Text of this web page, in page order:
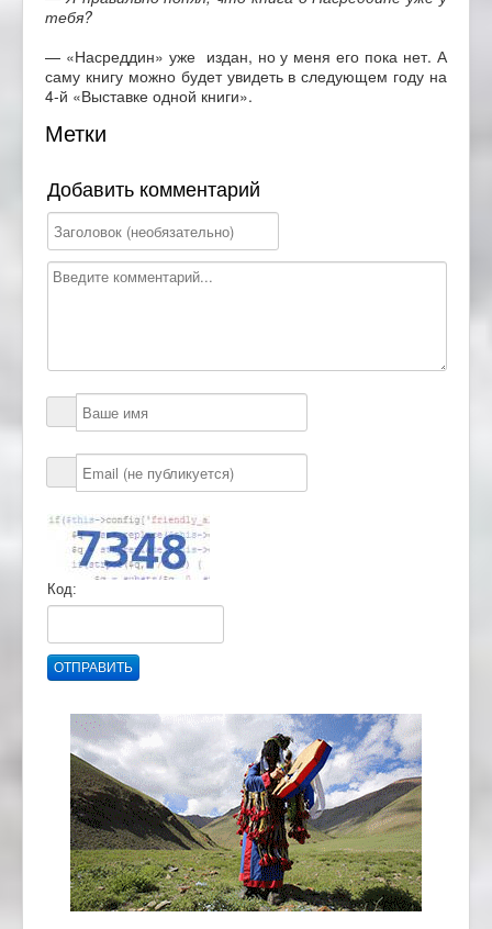
тебя?
— «Насреддин» уже издан, но у меня его пока нет. А
саму книгу можно будет увидеть в следующем году на
4-й «Выставке одной книги».
Метки
Добавить комментарий
Код:
ОТПРАВИТЬ